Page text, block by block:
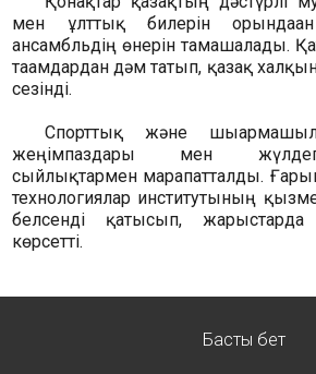
мен ұлттық билерін
ансамбльдің өнерін тамашалады.
тағамдардан дәм татып, қазақ
сезінді.
Спорттық және
жеңімпаздары мен
сыйлықтармен марапатталды.
технологиялар институтының
белсенді қатысып, жарыстарда
көрсетті.
Басты бет